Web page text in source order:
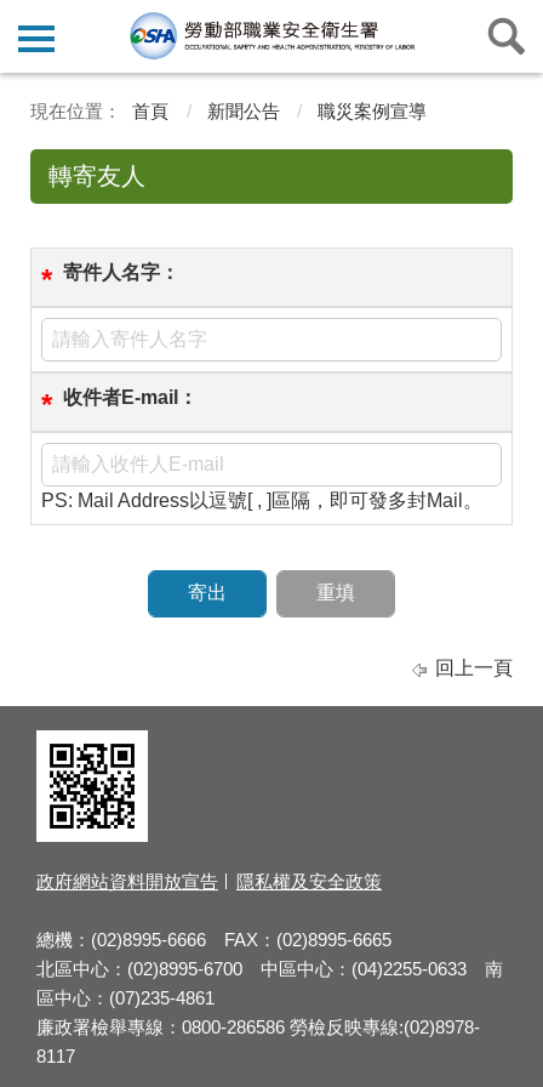
首頁 新聞公告 職災案例宣導
轉寄友人
* 寄件人名字：
* 收件者E-mail：
PS: Mail Address以逗號[ , ]區隔，即可發多封Mail。
回上一頁
政府網站資料開放宣告 隱私權及安全政策
總機：(02)8995-6666 FAX：(02)8995-6665
北區中心：(02)8995-6700 中區中心：(04)2255-0633 南
區中心：(07)235-4861
廉政署檢舉專線：0800-286586 勞檢反映專線:(02)8978-
8117